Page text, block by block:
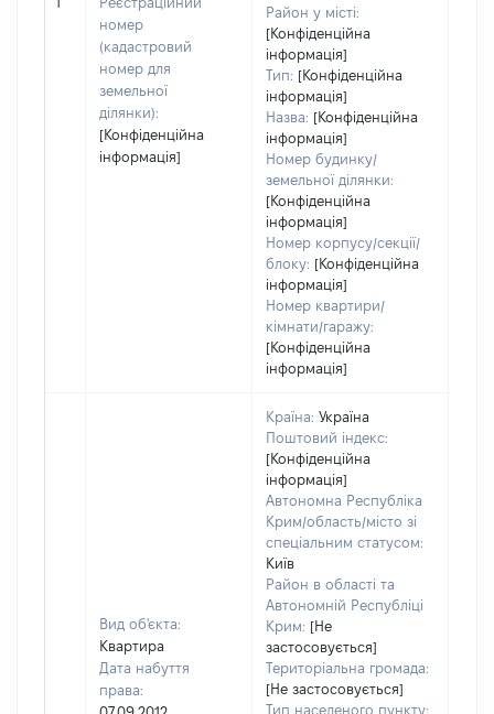
номер
(кадастровий
номер для
земельної
ділянки):
[Конфіденційна
інформація]
Район у місті:
[Конфіденційна
інформація]
Тип: [Конфіденційна
інформація]
Назва: [Конфіденційна
інформація]
Номер будинку/
земельної ділянки:
[Конфіденційна
інформація]
Номер корпусу/секції/
блоку: [Конфіденційна
інформація]
Номер квартири/
кімнати/гаражу:
[Конфіденційна
інформація]
Вид об'єкта:
Квартира
Дата набуття
права:
Країна: Україна
Поштовий індекс:
[Конфіденційна
інформація]
Автономна Республіка
Крим/область/місто зі
спеціальним статусом:
Київ
Район в області та
Автономній Республіці
Крим: [Не
застосовується]
Територіальна громада:
[Не застосовується]
Тип населеного пункту: